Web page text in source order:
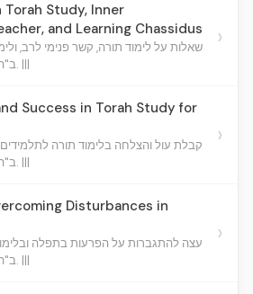
Study, Inner
and Learning Chassidus
שאלות על לימוד תורה, קשר פנימי לרב,
ב"ה, י"ט כסלו, תשט"ו ברוקלין. |||
›
Success in Torah Study for
קבלת עול והצלחה בלימוד תורה לתלמידים
ב"ה, י"ט כסלו, תשט"ו ברוקלין. |||
›
Disturbances in
עצה להתגברות על הפרעות בתפלה
ב"ה, י"ט כסלו, תשט"ו ברוקלין. |||
›